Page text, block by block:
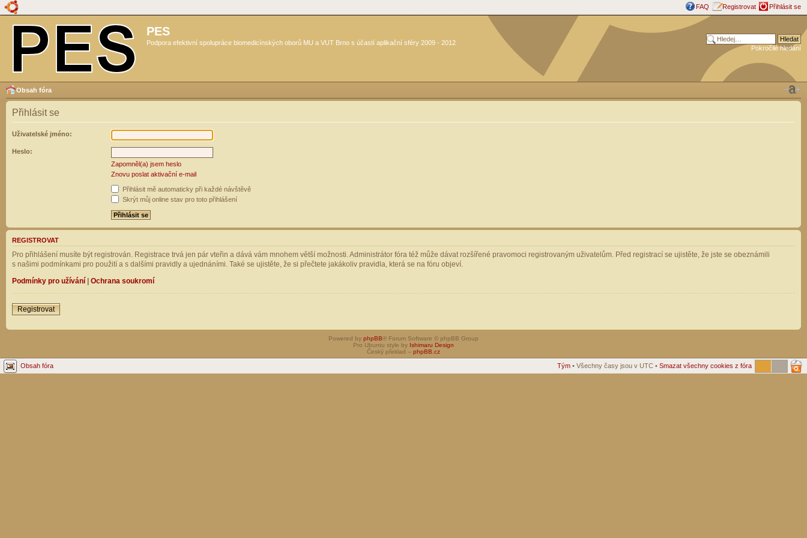
FAQ Registrovat Přihlásit se
PES
Podpora efektivní spolupráce biomedicínských oborů MU a VUT Brno s účastí aplikační sféry 2009 - 2012
Pokročilé hledání
Obsah fóra
Přihlásit se
Uživatelské jméno:
Heslo:
Zapomněl(a) jsem heslo
Znovu poslat aktivační e-mail
Přihlásit mě automaticky při každé návštěvě
Skrýt můj online stav pro toto přihlášení
REGISTROVAT
Pro přihlášení musíte být registrován. Registrace trvá jen pár vteřin a dává vám mnohem větší možnosti. Administrátor fóra též může dávat rozšířené pravomoci registrovaným uživatelům. Před registrací se ujistěte, že jste se obeznámili
s našimi podmínkami pro použití a s dalšími pravidly a ujednáními. Také se ujistěte, že si přečtete jakákoliv pravidla, která se na fóru objeví.
Podmínky pro užívání | Ochrana soukromí
Registrovat
Powered by phpBB® Forum Software © phpBB Group
Pro Ubuntu style by Ishimaru Design
Český překlad – phpBB.cz
Obsah fóra Tým • Všechny časy jsou v UTC • Smazat všechny cookies z fóra